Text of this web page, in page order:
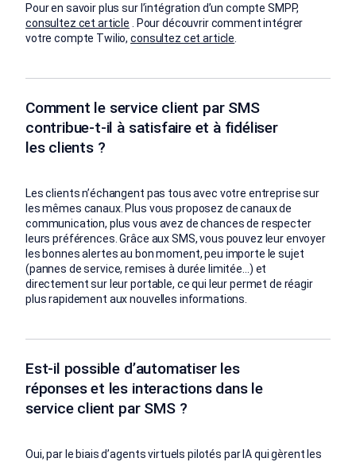
Pour en savoir plus sur l’intégration d’un compte SMPP,
consultez cet article . Pour découvrir comment intégrer
votre compte Twilio,consultez cet article.
Comment le service client par SMS
contribue-t-il à satisfaire et à fidéliser
les clients ?
Les clients n’échangent pas tous avec votre entreprise sur
les mêmes canaux. Plus vous proposez de canaux de
communication, plus vous avez de chances de respecter
leurs préférences. Grâce aux SMS, vous pouvez leur envoyer
les bonnes alertes au bon moment, peu importe le sujet
(pannes de service, remises à durée limitée…) et
directement sur leur portable, ce qui leur permet de réagir
plus rapidement aux nouvelles informations.
Est-il possible d’automatiser les
réponses et les interactions dans le
service client par SMS ?
Oui, par le biais d’agents virtuels pilotés par IA qui gèrent les